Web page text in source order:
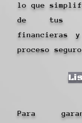
lo que
de tus
financieras
proceso
Para